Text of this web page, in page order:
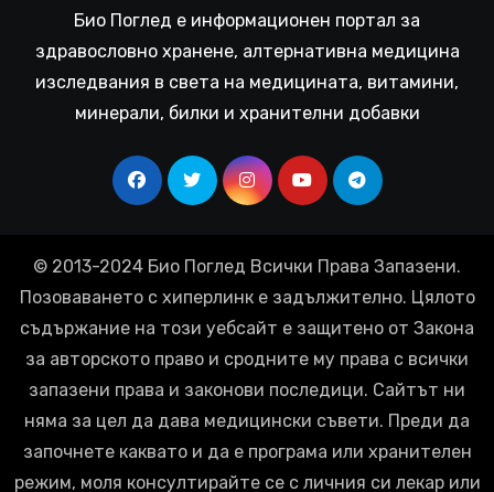
Био Поглед е информационен портал за
здравословно хранене, алтернативна медицина
изследвания в света на медицината, витамини,
минерали, билки и хранителни добавки
© 2013-2024 Био Поглед Всички Права Запазени.
Позоваването с хиперлинк е задължително. Цялото
съдържание на този уебсайт е защитено от Закона
за авторското право и сродните му права с всички
запазени права и законови последици. Сайтът ни
няма за цел да дава медицински съвети. Преди да
започнете каквато и да е програма или хранителен
режим, моля консултирайте се с личния си лекар или